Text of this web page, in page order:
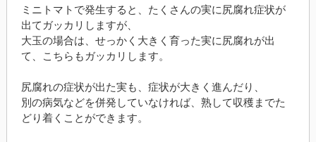
ミニトマトで発生すると、たくさんの実に尻腐れ症状が
出てガッカリしますが、
大玉の場合は、せっかく大きく育った実に尻腐れが出
て、こちらもガッカリします。
尻腐れの症状が出た実も、症状が大きく進んだり、
別の病気などを併発していなければ、熟して収穫までた
どり着くことができます。